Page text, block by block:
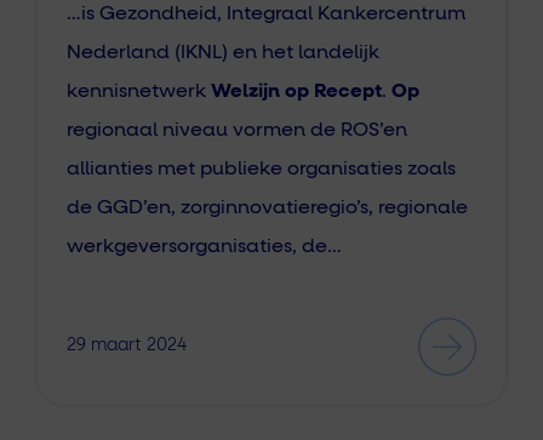
…is Gezondheid, Integraal Kankercentrum
Nederland (IKNL) en het landelijk
kennisnetwerk Welzijn op Recept. Op
regionaal niveau vormen de ROS’en
allianties met publieke organisaties zoals
de GGD’en, zorginnovatieregio’s, regionale
werkgeversorganisaties, de…
29 maart 2024